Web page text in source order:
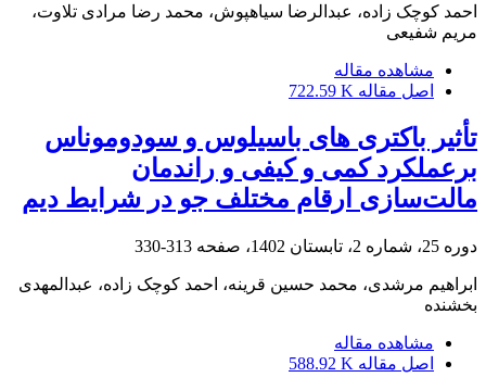
احمد کوچک زاده، عبدالرضا سیاهپوش، محمد رضا مرادی تلاوت،
مریم شفیعی
مشاهده مقاله
اصل مقاله 722.59 K
تأثیر باکتری های باسیلوس و سودوموناس
برعملکرد کمی و کیفی و راندمان
مالت‌سازی ارقام مختلف جو در شرایط دیم
دوره 25، شماره 2، تابستان 1402، صفحه 313-330
ابراهیم مرشدی، محمد حسین قرینه، احمد کوچک زاده، عبدالمهدی
بخشنده
مشاهده مقاله
اصل مقاله 588.92 K